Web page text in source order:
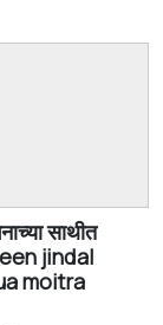
साथीत
jindal
moitra